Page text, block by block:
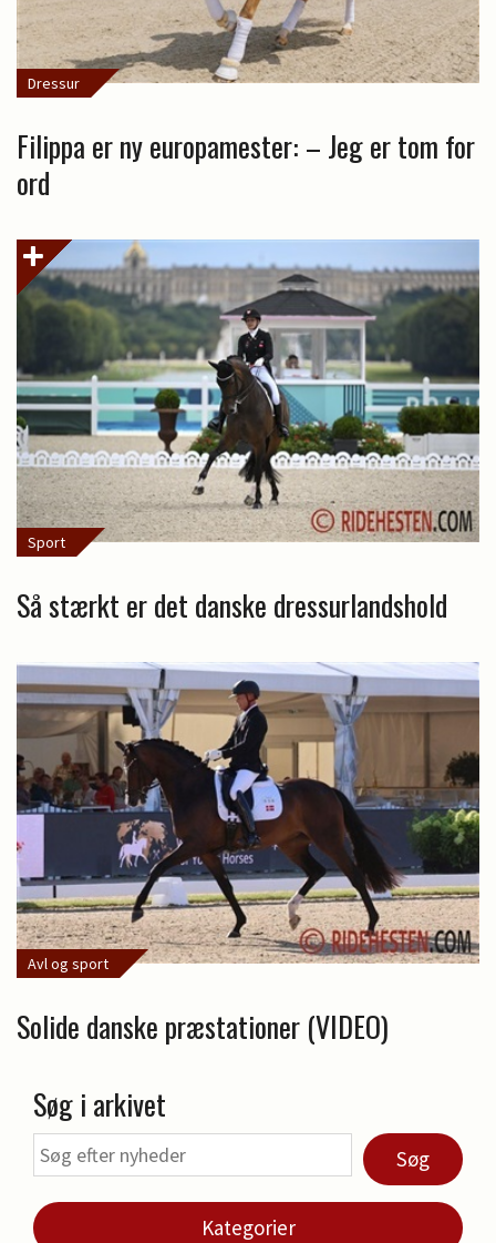
Dressur
Filippa er ny europamester: – Jeg er tom for
ord
Sport
Så stærkt er det danske dressurlandshold
Avl og sport
Solide danske præstationer (VIDEO)
Søg i arkivet
Søg
Kategorier